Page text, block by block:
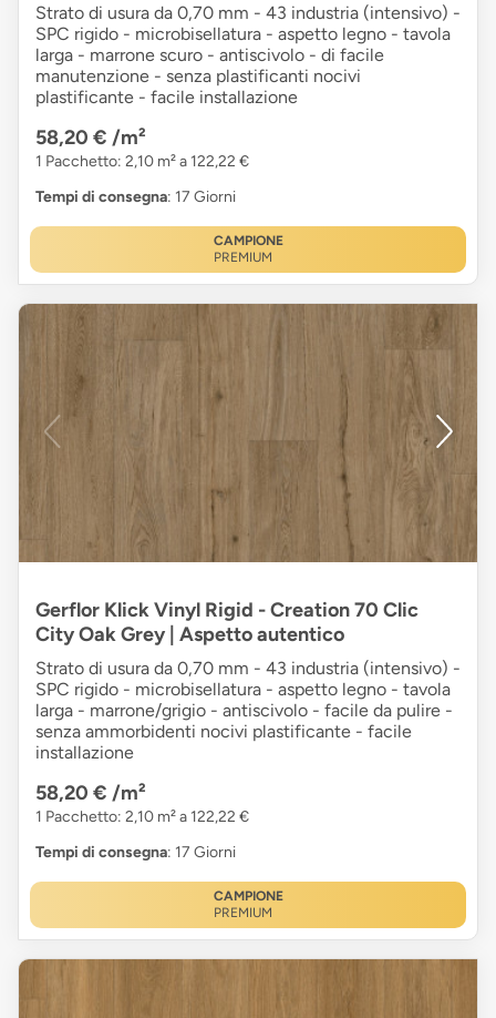
Strato di usura da 0,70 mm - 43 industria (intensivo) -
SPC rigido - microbisellatura - aspetto legno - tavola
larga - marrone scuro - antiscivolo - di facile
manutenzione - senza plastificanti nocivi
plastificante - facile installazione
58,20 € /m²
1 Pacchetto: 2,10 m² a 122,22 €
Tempi di consegna: 17 Giorni
CAMPIONE
PREMIUM
Gerflor Klick Vinyl Rigid - Creation 70 Clic
City Oak Grey | Aspetto autentico
Strato di usura da 0,70 mm - 43 industria (intensivo) -
SPC rigido - microbisellatura - aspetto legno - tavola
larga - marrone/grigio - antiscivolo - facile da pulire -
senza ammorbidenti nocivi plastificante - facile
installazione
58,20 € /m²
1 Pacchetto: 2,10 m² a 122,22 €
Tempi di consegna: 17 Giorni
CAMPIONE
PREMIUM